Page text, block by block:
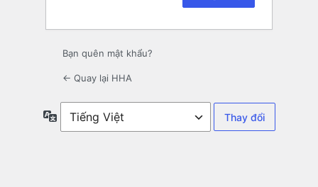
Bạn quên mật khẩu?
← Quay lại HHA
Ngôn
ngữ